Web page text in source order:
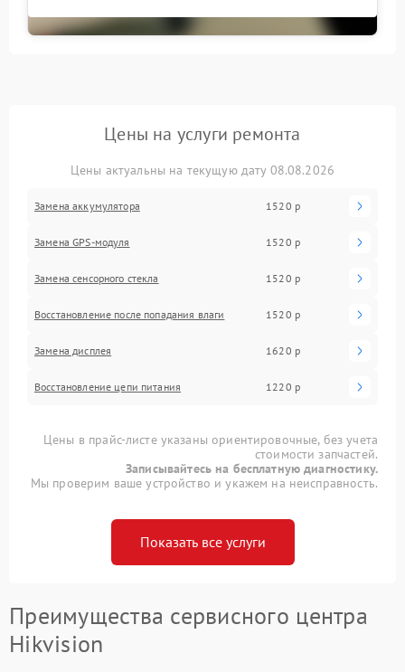
Цены на услуги ремонта
Цены актуальны на текущую дату 08.08.2026
Замена аккумулятора 1520 р
Замена GPS-модуля 1520 р
Замена сенсорного стекла 1520 р
Восстановление после попадания влаги 1520 р
Замена дисплея 1620 р
Восстановление цепи питания 1220 р
Цены в прайс-листе указаны ориентировочные, без учета
стоимости запчастей.
Записывайтесь на бесплатную диагностику.
Мы проверим ваше устройство и укажем на неисправность.
Показать все услуги
Преимущества сервисного центра
Hikvision